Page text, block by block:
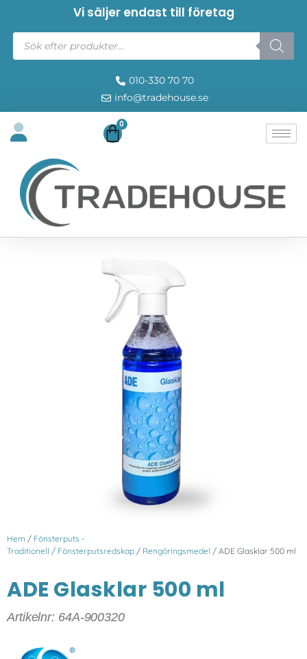
Vi säljer endast till företag
010-330 70 70
info@tradehouse.se
0
Hem / Fönsterputs -
Traditionell / Fönsterputsredskap / Rengöringsmedel / ADE Glasklar 500 ml
ADE Glasklar 500 ml
Artikelnr: 64A-900320